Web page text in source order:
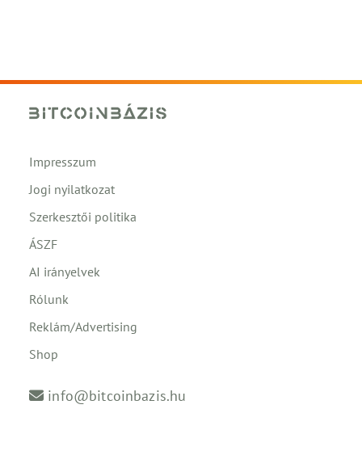
Impresszum
Jogi nyilatkozat
Szerkesztői politika
ÁSZF
AI irányelvek
Rólunk
Reklám/Advertising
Shop
info@bitcoinbazis.hu